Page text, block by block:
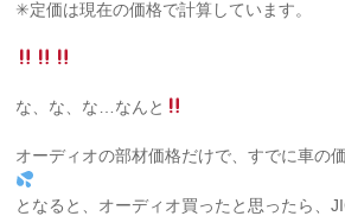
✳︎定価は現在の価格で計算しています。
な、な、な…なんと
オーディオの部材価格だけで、すでに車の
となると、オーディオ買ったと思ったら、